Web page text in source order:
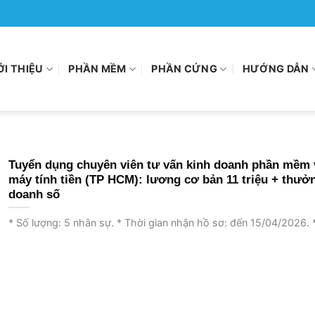
THIỆU PHẦN MỀM PHẦN CỨNG HƯỚNG DẪN
Tuyển dụng chuyên viên tư vấn kinh doanh phần mềm
máy tính tiền (TP HCM): lương cơ bản 11 triệu +
doanh số
* Số lượng: 5 nhân sự. * Thời gian nhận hồ sơ: đến 15/04/2026.